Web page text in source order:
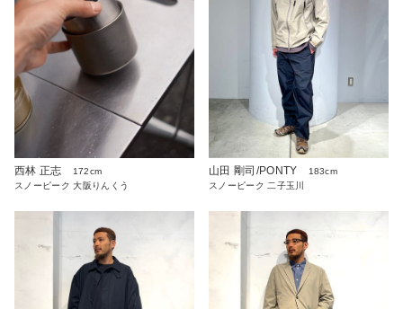
西林 正志
172cm
スノーピーク 大阪りんくう
山田 剛司/PONTY
183cm
スノーピーク 二子玉川